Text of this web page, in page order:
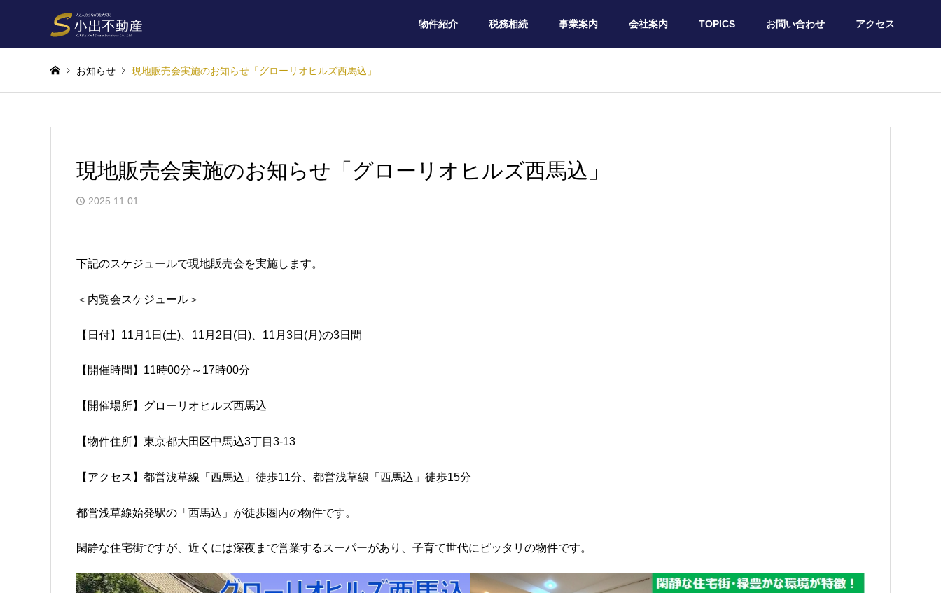
物件紹介 税務相続 事業案内 会社案内 TOPICS お問い合わせ アクセス
お知らせ 現地販売会実施のお知らせ「グローリオヒルズ西馬込」
現地販売会実施のお知らせ「グローリオヒルズ西馬込」
2025.11.01
下記のスケジュールで現地販売会を実施します。
＜内覧会スケジュール＞
【日付】11月1日(土)、11月2日(日)、11月3日(月)の3日間
【開催時間】11時00分～17時00分
【開催場所】グローリオヒルズ西馬込
【物件住所】東京都大田区中馬込3丁目3-13
【アクセス】都営浅草線「西馬込」徒歩11分、都営浅草線「西馬込」徒歩15分
都営浅草線始発駅の「西馬込」が徒歩圏内の物件です。
閑静な住宅街ですが、近くには深夜まで営業するスーパーがあり、子育て世代にピッタリの物件です。